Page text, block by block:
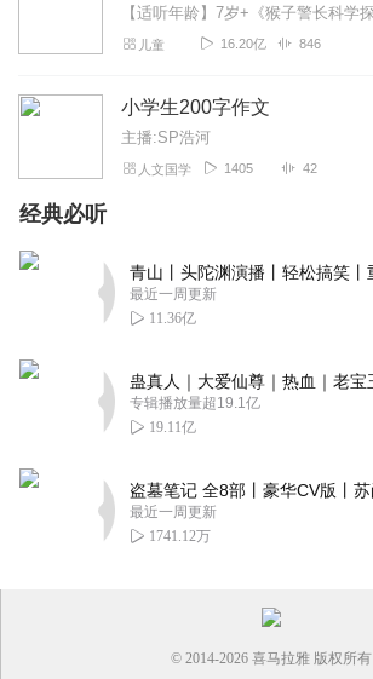
儿童 16.20亿 846
小学生200字作文
主播:SP浩河
人文国学 1405 42
经典必听
最近一周更新
11.36亿
专辑播放量超19.1亿
19.11亿
最近一周更新
1741.12万
© 2014-2026 喜马拉雅 版权所有